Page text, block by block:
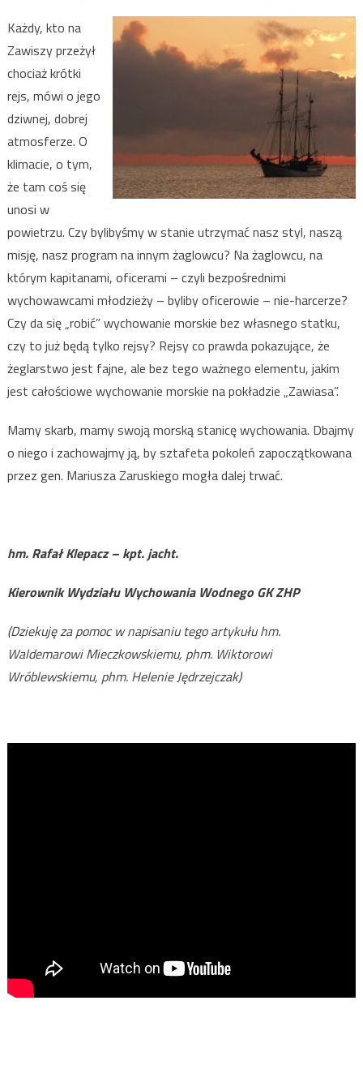
Każdy, kto na
Zawiszy przeżył
chociaż krótki
rejs, mówi o jego
dziwnej, dobrej
atmosferze. O
klimacie, o tym,
że tam coś się
unosi w
powietrzu. Czy bylibyśmy w stanie utrzymać nasz styl, naszą
misję, nasz program na innym żaglowcu? Na żaglowcu, na
którym kapitanami, oficerami – czyli bezpośrednimi
wychowawcami młodzieży – byliby oficerowie – nie-harcerze?
Czy da się „robić” wychowanie morskie bez własnego statku,
czy to już będą tylko rejsy? Rejsy co prawda pokazujące, że
żeglarstwo jest fajne, ale bez tego ważnego elementu, jakim
jest całościowe wychowanie morskie na pokładzie „Zawiasa”.
Mamy skarb, mamy swoją morską stanicę wychowania. Dbajmy
o niego i zachowajmy ją, by sztafeta pokoleń zapoczątkowana
przez gen. Mariusza Zaruskiego mogła dalej trwać.
hm. Rafał Klepacz – kpt. jacht.
Kierownik Wydziału Wychowania Wodnego GK ZHP
(Dziekuję za pomoc w napisaniu tego artykułu hm.
Waldemarowi Mieczkowskiemu, phm. Wiktorowi
Wróblewskiemu, phm. Helenie Jędrzejczak)